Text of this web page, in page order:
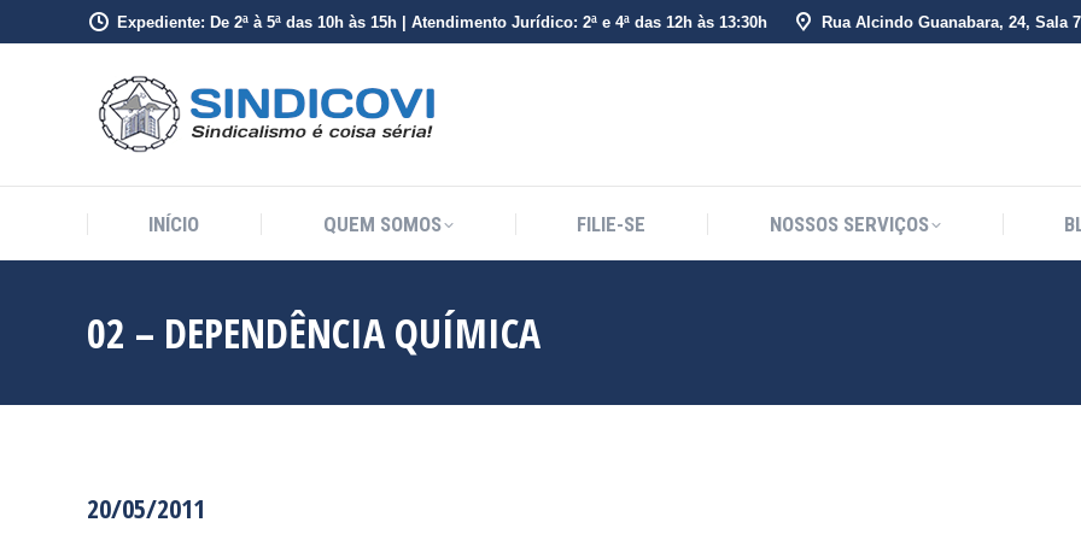
Expediente: De 2ª à 5ª das 10h às 15h | Atendimento Jurídico: 2ª e 4ª das 12h às 13:30h Rua Alcindo Guanabara, 24, Sala
INÍCIO QUEM SOMOS FILIE-SE NOSSOS SERVIÇOS
02 – DEPENDÊNCIA QUÍMICA
20/05/2011
INÍCIO QUEM SOMOS FILIE-SE NOSSOS SERVIÇOS